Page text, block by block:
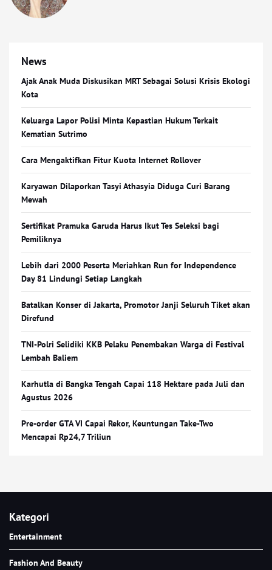
News
Ajak Anak Muda Diskusikan MRT Sebagai Solusi Krisis Ekologi
Kota
Keluarga Lapor Polisi Minta Kepastian Hukum Terkait
Kematian Sutrimo
Cara Mengaktifkan Fitur Kuota Internet Rollover
Karyawan Dilaporkan Tasyi Athasyia Diduga Curi Barang
Mewah
Sertifikat Pramuka Garuda Harus Ikut Tes Seleksi bagi
Pemiliknya
Lebih dari 2000 Peserta Meriahkan Run for Independence
Day 81 Lindungi Setiap Langkah
Batalkan Konser di Jakarta, Promotor Janji Seluruh Tiket akan
Direfund
TNI-Polri Selidiki KKB Pelaku Penembakan Warga di Festival
Lembah Baliem
Karhutla di Bangka Tengah Capai 118 Hektare pada Juli dan
Agustus 2026
Pre-order GTA VI Capai Rekor, Keuntungan Take-Two
Mencapai Rp24,7 Triliun
Kategori
Entertainment
Fashion And Beauty